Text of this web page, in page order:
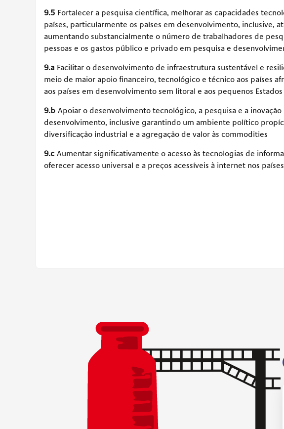
9.5 Fortalecer a pesquisa científica, melhorar as capacidades
países, particularmente os países em desenvolvimento, inclusive,
aumentando substancialmente o número de trabalhadores de
pessoas e os gastos público e privado em pesquisa e
9.a Facilitar o desenvolvimento de infraestrutura sustentável e
meio de maior apoio financeiro, tecnológico e técnico aos países
aos países em desenvolvimento sem litoral e aos pequenos
9.b Apoiar o desenvolvimento tecnológico, a pesquisa e a inovação
desenvolvimento, inclusive garantindo um ambiente político
diversificação industrial e a agregação de valor às commodities
9.c Aumentar significativamente o acesso às tecnologias de
oferecer acesso universal e a preços acessíveis à internet nos